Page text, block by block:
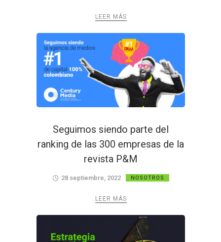
LEER MÁS
Seguimos siendo parte del
ranking de las 300 empresas de la
revista P&M
28 septiembre, 2022 NOSOTROS
LEER MÁS